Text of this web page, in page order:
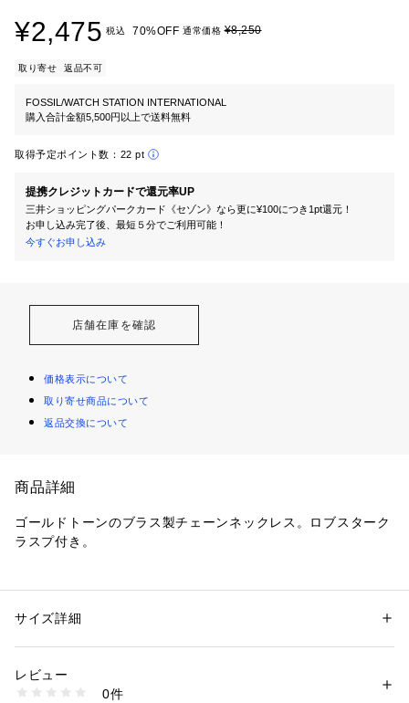
¥2,475 税込 70%OFF 通常価格¥8,250
取り寄せ 返品不可
FOSSIL/WATCH STATION INTERNATIONAL
購入合計金額5,500円以上で送料無料
取得予定ポイント数： 22 pt
提携クレジットカードで還元率UP
三井ショッピングパークカード《セゾン》なら更に¥100につき1pt還元！
お申し込み完了後、最短５分でご利用可能！
今すぐお申し込み
店舗在庫を確認
価格表示について
取り寄せ商品について
返品交換について
商品詳細
ゴールドトーンのブラス製チェーンネックレス。ロブスターク
ラスプ付き。
※ご覧のモニター環境、照明等により実際の商品と色味が異な
性別：レディース
素材：ブラス/キュービックジルコニア
商品番号：
JOA00764710 （ショップ）
サイズ詳細
レビュー
0件